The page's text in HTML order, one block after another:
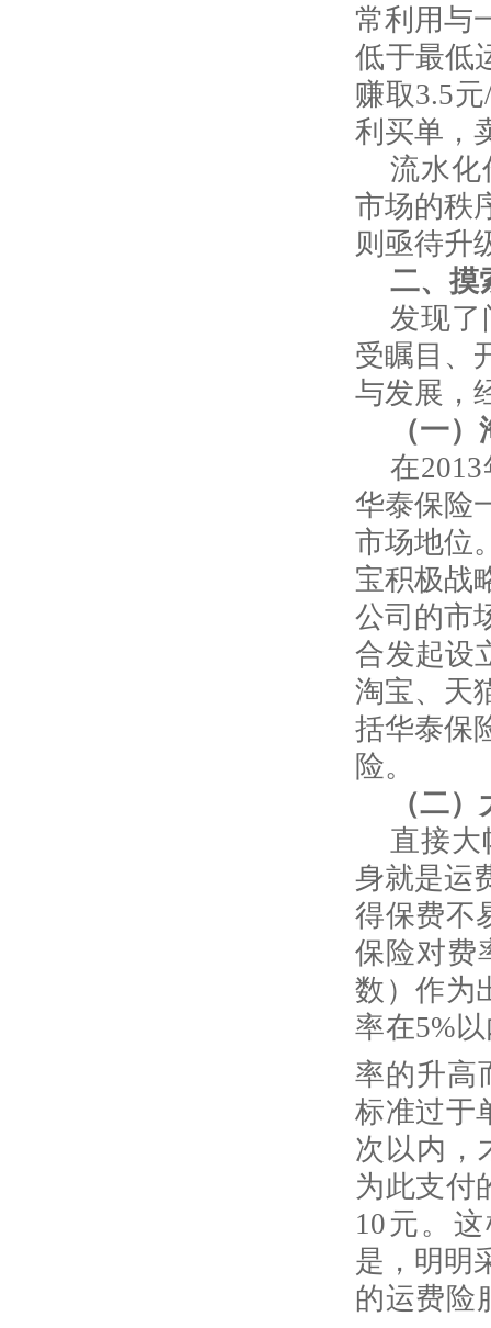
常利用与
低于最低
赚取3.5元
利买单，
流水化
市场的秩
则亟待升
二、摸
发现了
受瞩目、
与发展，
（一
在2013
华泰保险
市场地位
宝积极战
公司的市
合发起设
淘宝、天
括华泰保
险。
（二
直接大
身就是运
得保费不
保险对费
数）作为
率在5%
率的升高
标准过于
次以内，
为此支付
10元。
是，明明
的运费险